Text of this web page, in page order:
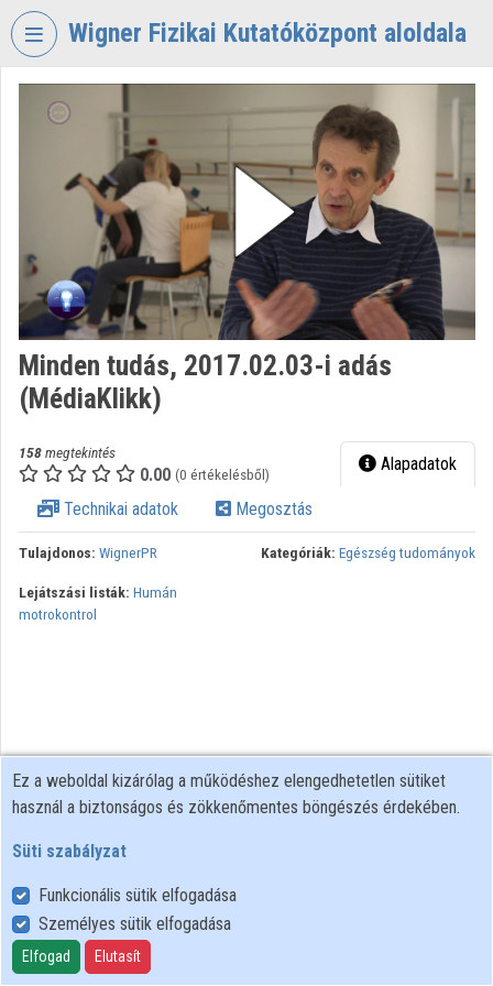
Fejléc kihagyása
Wigner Fizikai Kutatóközpont aloldala
FIZIKAI
KUTATÓKÖZPONT
Intézményi kezdőlap
Bejelentkezés
Kategóriák
Intézményi listák
Közreműködők
Minden tudás, 2017.02.03-i adás
(MédiaKlikk)
158megtekintés
0.00 (0 értékelésből) Alapadatok
Technikai adatok Megosztás
Tulajdonos: WignerPR Kategóriák: Egészség tudományok
Lejátszási listák: Humán
motrokontrol
Felhasználói szabályzat
Adatkezelési tájékoztató
Süti szabályzat
Ez a weboldal kizárólag a működéshez elengedhetetlen sütiket
használ a biztonságos és zökkenőmentes böngészés érdekében.
Süti szabályzat
Funkcionális sütik elfogadása
Személyes sütik elfogadása
Elfogad Elutasít